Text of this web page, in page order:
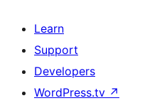
Learn
Support
Developers
WordPress.tv ↗